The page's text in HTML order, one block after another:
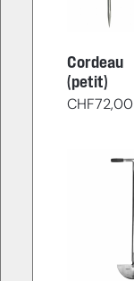
Cordeau
(petit)
CHF72,00